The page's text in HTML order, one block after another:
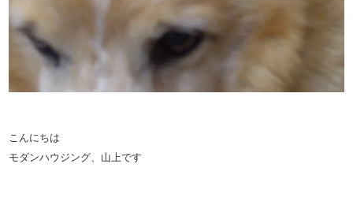
こんにちは
モダンハウジング、山上です